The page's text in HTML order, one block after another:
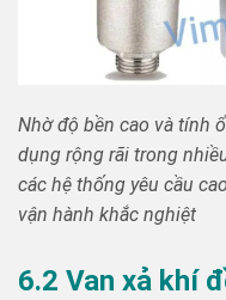
Nhờ độ bền cao và tính
dụng rộng rãi trong
các hệ thống yêu cầu
vận hành khắc nghiệt
6.2 Van xả khí